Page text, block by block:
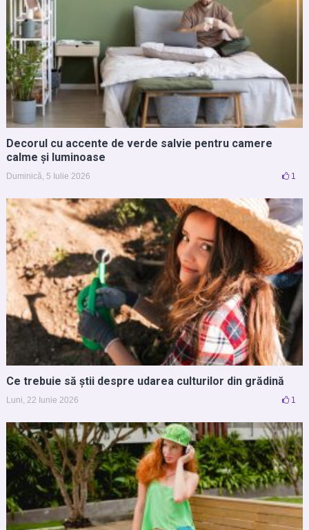
Decorul cu accente de verde salvie pentru camere
calme și luminoase
Duminică, 5 Iulie 2026 1
Ce trebuie să știi despre udarea culturilor din grădină
Luni, 22 Iunie 2026 1